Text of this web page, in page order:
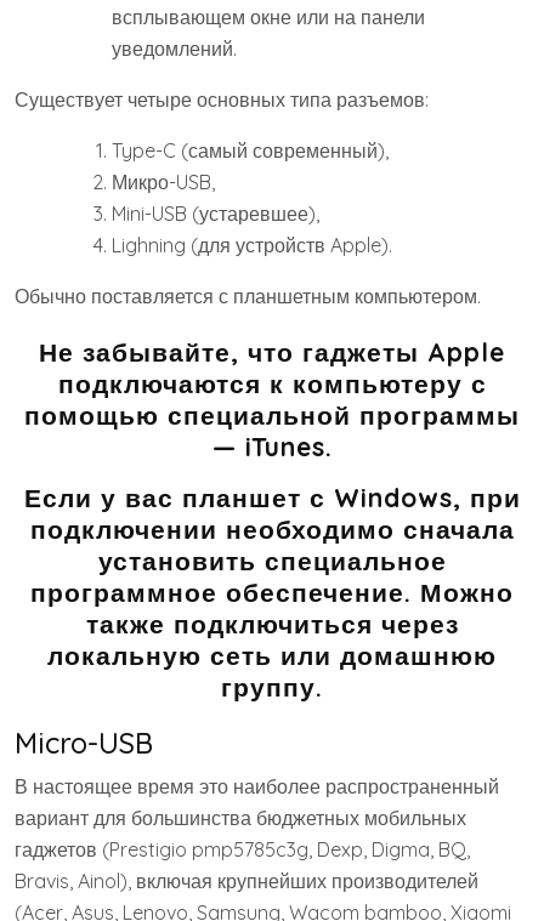
всплывающем окне или на панели
уведомлений.
Существует четыре основных типа разъемов:
Type-C (самый современный),
Микро-USB,
Mini-USB (устаревшее),
Lighning (для устройств Apple).
Обычно поставляется с планшетным компьютером.
Не забывайте, что гаджеты Apple
подключаются к компьютеру с
помощью специальной программы
— iTunes.
Если у вас планшет с Windows, при
подключении необходимо сначала
установить специальное
программное обеспечение. Можно
также подключиться через
локальную сеть или домашнюю
группу.
Micro-USB
В настоящее время это наиболее распространенный
вариант для большинства бюджетных мобильных
гаджетов (Prestigio pmp5785c3g, Dexp, Digma, BQ,
Bravis, Ainol), включая крупнейших производителей
(Acer, Asus, Lenovo, Samsung, Wacom bamboo, Xiaomi